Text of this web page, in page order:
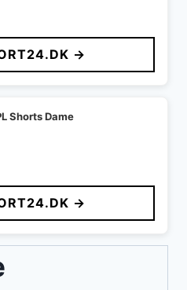
→
Shorts Dame
→